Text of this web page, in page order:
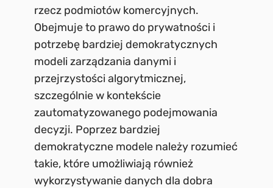
rzecz podmiotów komercyjnych.
Obejmuje to prawo do prywatności i
potrzebę bardziej demokratycznych
modeli zarządzania danymi i
przejrzystości algorytmicznej,
szczególnie w kontekście
zautomatyzowanego podejmowania
decyzji. Poprzez bardziej
demokratyczne modele należy rozumieć
takie, które umożliwiają również
wykorzystywanie danych dla dobra